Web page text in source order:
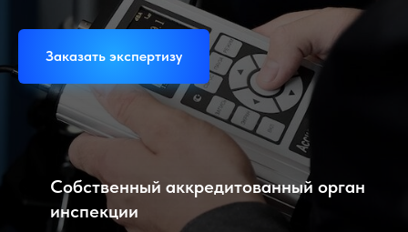
Заказать экспертизу
Собственный аккредитованный орган
инспекции